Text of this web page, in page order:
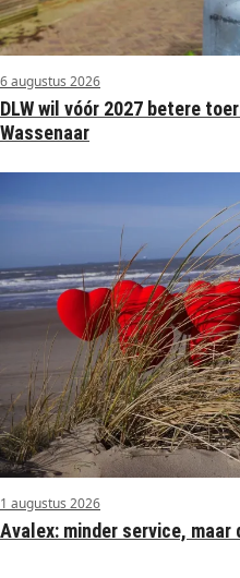
6 augustus 2026
DLW wil vóór 2027 betere
Wassenaar
1 augustus 2026
Avalex: minder service,